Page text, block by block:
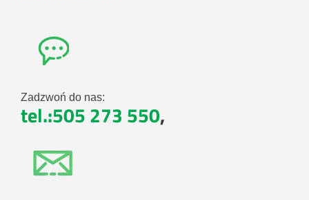
Zadzwoń do nas:
tel.:505 273 550,